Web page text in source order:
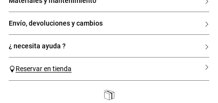
envío, devoluciones y cambios
¿ necesita ayuda ?
Reservar en tienda